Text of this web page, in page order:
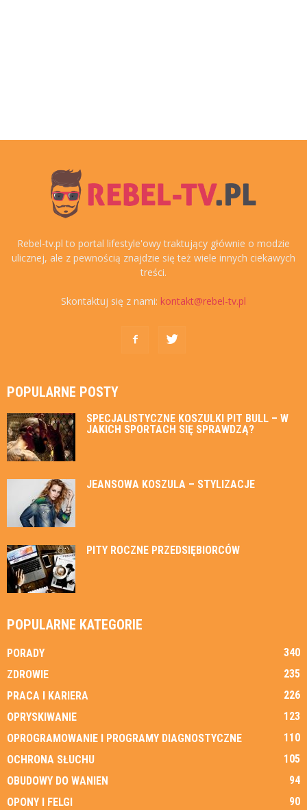
Rebel-tv.pl to portal lifestyle'owy traktujący głównie o modzie
ulicznej, ale z pewnością znajdzie się też wiele innych ciekawych
treści.
Skontaktuj się z nami: kontakt@rebel-tv.pl
POPULARNE POSTY
SPECJALISTYCZNE KOSZULKI PIT BULL – W
JAKICH SPORTACH SIĘ SPRAWDZĄ?
JEANSOWA KOSZULA – STYLIZACJE
PITY ROCZNE PRZEDSIĘBIORCÓW
POPULARNE KATEGORIE
PORADY
340
ZDROWIE
235
PRACA I KARIERA
226
OPRYSKIWANIE
123
OPROGRAMOWANIE I PROGRAMY DIAGNOSTYCZNE
110
OCHRONA SŁUCHU
105
OBUDOWY DO WANIEN
94
OPONY I FELGI
90